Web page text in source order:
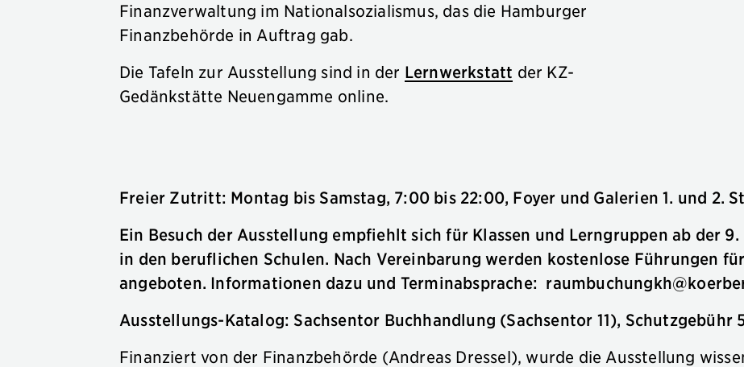
Finanzverwaltung im Nationalsozialismus, das die Hamburger
Finanzbehörde in Auftrag gab.
Die Tafeln zur Ausstellung sind in der Lernwerkstatt der KZ-
Gedänkstätte Neuengamme online.
Freier Zutritt: Montag bis Samstag, 7:00 bis 22:00, Foyer und Galerien 1. und 2.
Ein Besuch der Ausstellung empfiehlt sich für Klassen und Lerngruppen ab der
in den beruflichen Schulen. Nach Vereinbarung werden kostenlose Führungen
angeboten. Informationen dazu und Terminabsprache:
Ausstellungs-Katalog: Sachsentor Buchhandlung (Sachsentor 11), Schutzgebühr
Finanziert von der Finanzbehörde (Andreas Dressel), wurde die Ausstellung